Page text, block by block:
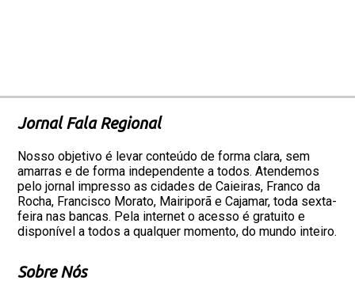
Jornal Fala Regional
Nosso objetivo é levar conteúdo de forma clara, sem
amarras e de forma independente a todos. Atendemos
pelo jornal impresso as cidades de Caieiras, Franco da
Rocha, Francisco Morato, Mairiporã e Cajamar, toda sexta-
feira nas bancas. Pela internet o acesso é gratuito e
disponível a todos a qualquer momento, do mundo inteiro.
Sobre Nós